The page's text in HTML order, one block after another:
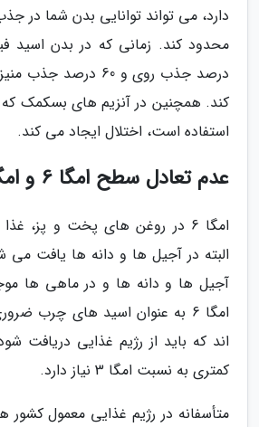
دارد، می تواند توانایی بدن شما در
درصد جذب روی و 60
کند. همچنین در آنزیم های بسکمک
استفاده است، اختلال ایجاد می کند.
عدم تعادل سطح امگا 6 و امگا 3
امگا 6 در روغن های پخت و پز،
امگا 6 به عنوان اسید های چرب
کمتری به نسبت امگا 3 نیاز دارد.
متأسفانه در رژیم غذایی معمول کشور